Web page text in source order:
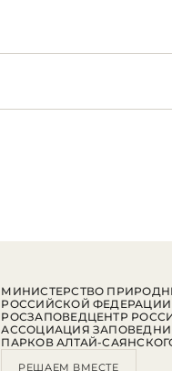
МИНИСТЕРСТВО
РОССИЙСКОЙ ФЕДЕРАЦИИ
РОСЗАПОВЕДЦЕНТР
АССОЦИАЦИЯ
ПАРКОВ АЛТАЙ-
РЕШАЕМ ВМЕСТЕ